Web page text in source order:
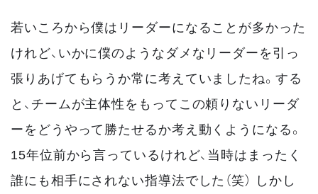
若いころから僕はリーダーになることが多かった
けれど、いかに僕のようなダメなリーダーを引っ
張りあげてもらうか常に考えていましたね。する
と、チームが主体性をもってこの頼りないリーダ
ーをどうやって勝たせるか考え動くようになる。
15年位前から言っているけれど、当時はまったく
誰にも相手にされない指導法でした（笑） しかし